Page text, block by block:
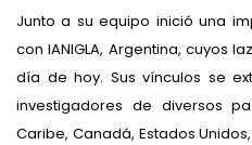
Junto a su equipo inició una
con IANIGLA, Argentina, cuyos
día de hoy. Sus vínculos se
investigadores de diversos
Caribe, Canadá, Estados